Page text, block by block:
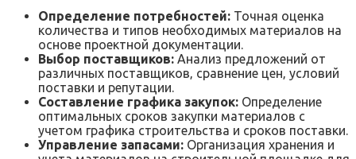
Определение потребностей: Точная оценка
количества и типов необходимых материалов на
основе проектной документации.
Выбор поставщиков: Анализ предложений от
различных поставщиков‚ сравнение цен‚ условий
поставки и репутации.
Составление графика закупок: Определение
оптимальных сроков закупки материалов с
учетом графика строительства и сроков поставки.
Управление запасами: Организация хранения и